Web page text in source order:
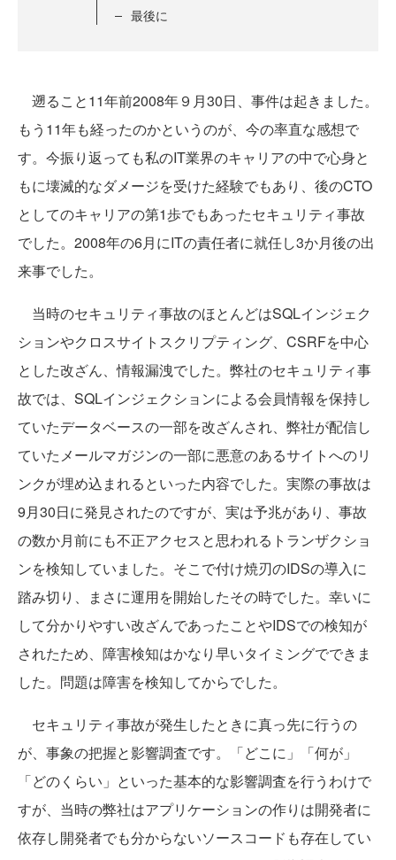
最後に
遡ること11年前2008年９月30日、事件は起きました。
もう11年も経ったのかというのが、今の率直な感想で
す。今振り返っても私のIT業界のキャリアの中で心身と
もに壊滅的なダメージを受けた経験でもあり、後のCTO
としてのキャリアの第1歩でもあったセキュリティ事故
でした。2008年の6月にITの責任者に就任し3か月後の出
来事でした。
当時のセキュリティ事故のほとんどはSQLインジェク
ションやクロスサイトスクリプティング、CSRFを中心
とした改ざん、情報漏洩でした。弊社のセキュリティ事
故では、SQLインジェクションによる会員情報を保持し
ていたデータベースの一部を改ざんされ、弊社が配信し
ていたメールマガジンの一部に悪意のあるサイトへのリ
ンクが埋め込まれるといった内容でした。実際の事故は
9月30日に発見されたのですが、実は予兆があり、事故
の数か月前にも不正アクセスと思われるトランザクショ
ンを検知していました。そこで付け焼刃のIDSの導入に
踏み切り、まさに運用を開始したその時でした。幸いに
して分かりやすい改ざんであったことやIDSでの検知が
されたため、障害検知はかなり早いタイミングでできま
した。問題は障害を検知してからでした。
セキュリティ事故が発生したときに真っ先に行うの
が、事象の把握と影響調査です。「どこに」「何が」
「どのくらい」といった基本的な影響調査を行うわけで
すが、当時の弊社はアプリケーションの作りは開発者に
依存し開発者でも分からないソースコードも存在してい